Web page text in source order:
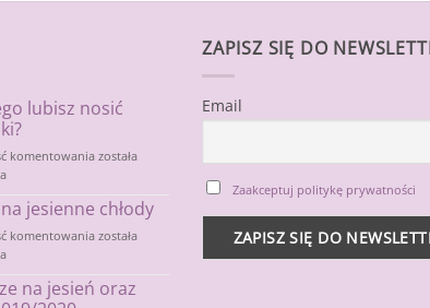
lubisz nosić
komentowania Dlaczego
nosić
sukienki?
została
jesienne chłody
komentowania Kurtki
jesienne
chłody
została
na jesień oraz
ZAPISZ SIĘ DO
Email
Zaakceptuj politykę prywatności